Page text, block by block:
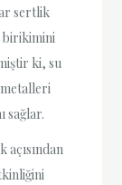
sertlik
birikimini
ki, su
sağlar.